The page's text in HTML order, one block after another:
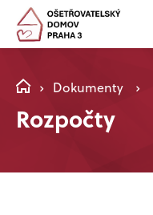
Dokumenty
Rozpočty